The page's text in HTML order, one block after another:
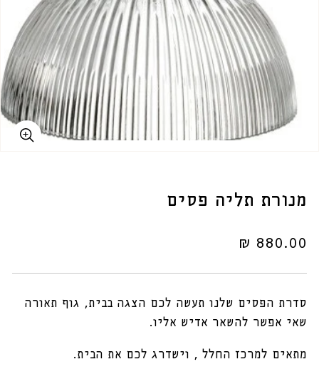
מנורת תליה פסים
מחיר
880.00 ₪
סדרת הפסים שלנו תעשה לכם הצגה בבית, גוף תאורה
שאי אפשר להשאר אדיש אליו.
מתאים למרכז החלל , וישדרג לכם את הבית.